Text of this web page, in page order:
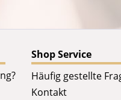
Shop Service
Häufig gestellte
Kontakt